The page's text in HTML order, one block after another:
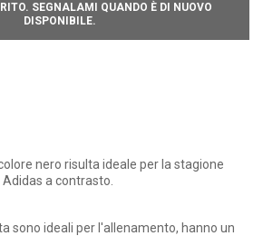
SEGNALAMI QUANDO È DI NUOVO
DISPONIBILE.
nero risulta ideale per la stagione
a contrasto.
sono ideali per l'allenamento, hanno un